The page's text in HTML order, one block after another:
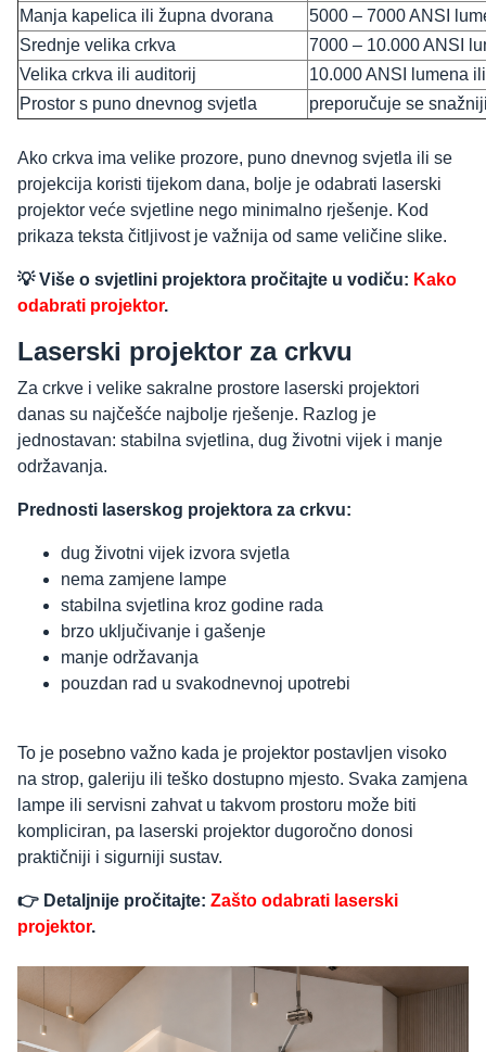
Manja kapelica ili župna dvorana
5000 – 7000 ANSI
Srednje velika crkva
7000 – 10.000 ANSI
Velika crkva ili auditorij
10.000 ANSI lumena
Prostor s puno dnevnog svjetla
preporučuje se
Ako crkva ima velike prozore, puno dnevnog svjetla ili se
projekcija koristi tijekom dana, bolje je odabrati laserski
projektor veće svjetline nego minimalno rješenje. Kod
prikaza teksta čitljivost je važnija od same veličine slike.
💡 Više o svjetlini projektora pročitajte u vodiču: Kako
odabrati projektor.
Laserski projektor za crkvu
Za crkve i velike sakralne prostore laserski projektori
danas su najčešće najbolje rješenje. Razlog je
jednostavan: stabilna svjetlina, dug životni vijek i manje
održavanja.
Prednosti laserskog projektora za crkvu:
dug životni vijek izvora svjetla
nema zamjene lampe
stabilna svjetlina kroz godine rada
brzo uključivanje i gašenje
manje održavanja
pouzdan rad u svakodnevnoj upotrebi
To je posebno važno kada je projektor postavljen visoko
na strop, galeriju ili teško dostupno mjesto. Svaka zamjena
lampe ili servisni zahvat u takvom prostoru može biti
kompliciran, pa laserski projektor dugoročno donosi
praktičniji i sigurniji sustav.
👉 Detaljnije pročitajte: Zašto odabrati laserski
projektor.